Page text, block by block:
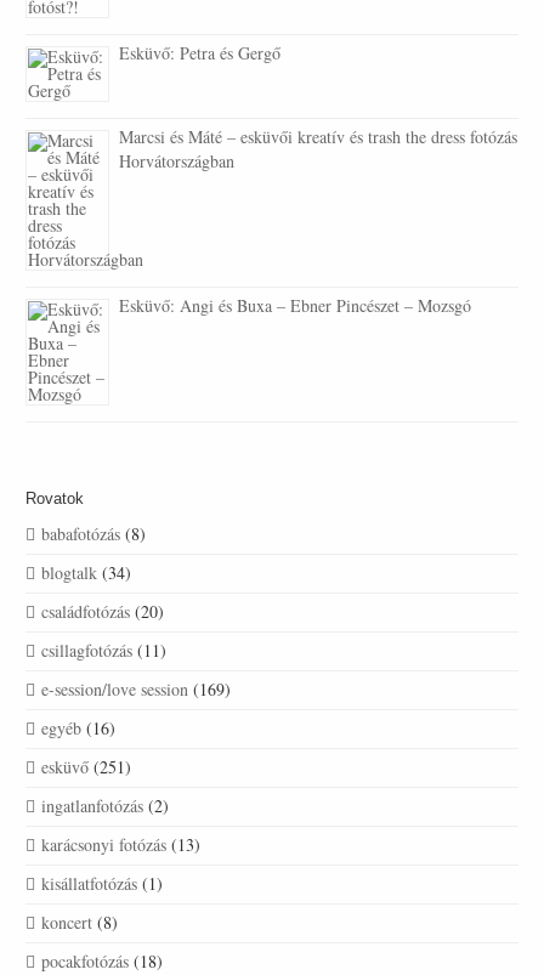
Esküvő: Petra és Gergő
Marcsi és Máté – esküvői kreatív és trash the dress fotózás
Horvátországban
Esküvő: Angi és Buxa – Ebner Pincészet – Mozsgó
Rovatok
babafotózás (8)
blogtalk (34)
családfotózás (20)
csillagfotózás (11)
e-session/love session (169)
egyéb (16)
esküvő (251)
ingatlanfotózás (2)
karácsonyi fotózás (13)
kisállatfotózás (1)
koncert (8)
pocakfotózás (18)